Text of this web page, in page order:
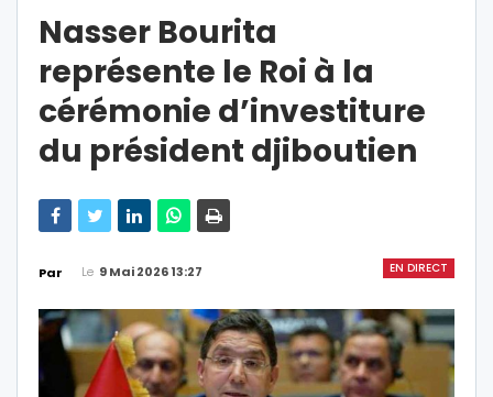
Nasser Bourita
représente le Roi à la
cérémonie d’investiture
du président djiboutien
EN DIRECT
Par Le 9 Mai 2026 13:27